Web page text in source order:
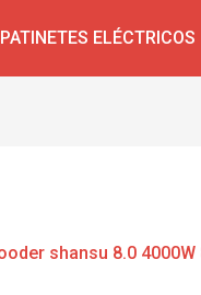
PATINETES ELÉCTRICOS